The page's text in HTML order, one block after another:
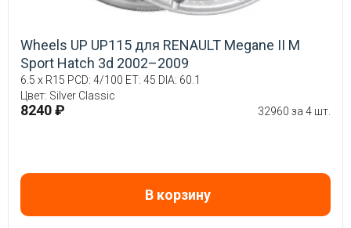
Wheels UP UP115 для RENAULT Megane II M
Sport Hatch 3d 2002–2009
6.5 x R15 PCD: 4/100 ET: 45 DIA: 60.1
Цвет: Silver Classic
8240 ₽ 32960 за 4 шт.
В корзину